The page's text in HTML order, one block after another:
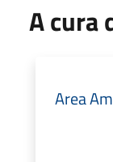
A cura
Area